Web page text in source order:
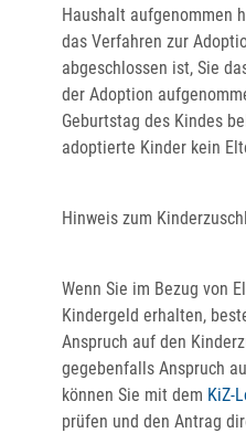
Haushalt aufgenommen
das Verfahren zur
abgeschlossen ist, Sie
der Adoption
Geburtstag des Kindes
adoptierte Kinder kein
Hinweis zum
Wenn Sie im Bezug von
Kindergeld erhalten,
Anspruch auf den
gegebenfalls Anspruch
können Sie mit dem KiZ-
prüfen und den Antrag